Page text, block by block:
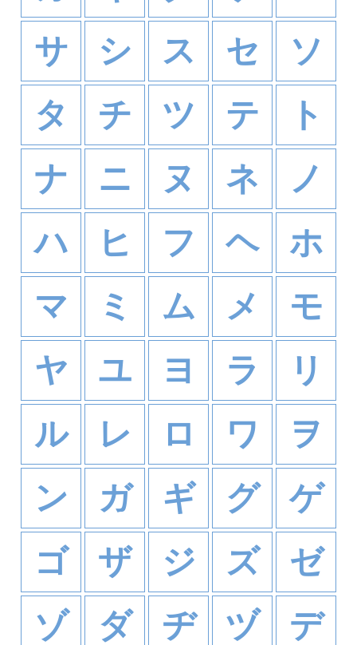
サ
シ ス セ
ソ
タ
チ ツ テ
ト
ナ
ニ ヌ ネ
ノ
ハ
ヒ フ ヘ
ホ
マ
ミ ム メ
モ
ヤ
ユ ヨ ラ
リ
ル
レ ロ ワ
ヲ
ン
ガ ギ グ
ゲ
ゴ
ザ ジ ズ
ゼ
ゾ
ダ ヂ ヅ
デ